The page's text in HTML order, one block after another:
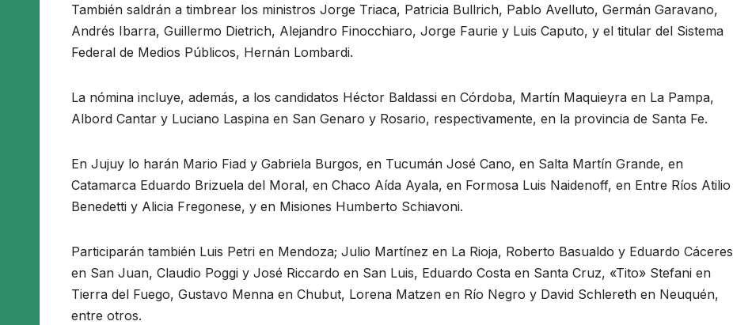
También saldrán a timbrear los ministros Jorge Triaca, Patricia Bullrich, Pablo Avelluto, Germán Garavano,
Andrés Ibarra, Guillermo Dietrich, Alejandro Finocchiaro, Jorge Faurie y Luis Caputo, y el titular del Sistema
Federal de Medios Públicos, Hernán Lombardi.
La nómina incluye, además, a los candidatos Héctor Baldassi en Córdoba, Martín Maquieyra en La Pampa,
Albord Cantar y Luciano Laspina en San Genaro y Rosario, respectivamente, en la provincia de Santa Fe.
En Jujuy lo harán Mario Fiad y Gabriela Burgos, en Tucumán José Cano, en Salta Martín Grande, en
Catamarca Eduardo Brizuela del Moral, en Chaco Aída Ayala, en Formosa Luis Naidenoff, en Entre Ríos Atilio
Benedetti y Alicia Fregonese, y en Misiones Humberto Schiavoni.
Participarán también Luis Petri en Mendoza; Julio Martínez en La Rioja, Roberto Basualdo y Eduardo Cáceres
en San Juan, Claudio Poggi y José Riccardo en San Luis, Eduardo Costa en Santa Cruz, «Tito» Stefani en
Tierra del Fuego, Gustavo Menna en Chubut, Lorena Matzen en Río Negro y David Schlereth en Neuquén,
entre otros.